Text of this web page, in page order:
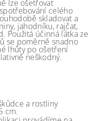
lze ošetřovat
celého
skladovat a
jahodníku, rajčat,
Použitá účinná látka ze
se poměrně snadno
lhůty po ošetření
neškodný.
a rostliny
cm.